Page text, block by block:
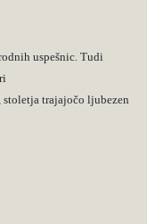
uspešnic. Tudi
trajajočo ljubezen